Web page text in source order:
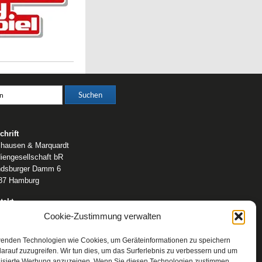
Cookie-Zustimmung verwalten
Technologien wie Cookies, um Geräteinformationen zu speichern
zuzugreifen. Wir tun dies, um das Surferlebnis zu verbessern und um
& Marquardt
bR
Damm 6
Hamburg
0 40 / 42 91 77-0
www.wm-medien.de